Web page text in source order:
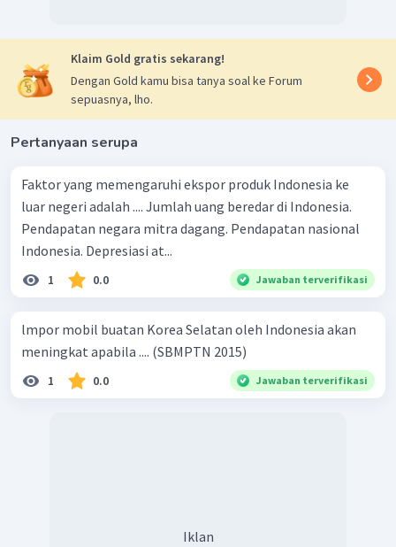
Jadi, jawaban yang benar adalah pilihan B.
Klaim Gold gratis sekarang!
Dengan Gold kamu bisa tanya soal ke Forum
sepuasnya, lho.
Pertanyaan serupa
Faktor yang memengaruhi ekspor produk Indonesia ke
luar negeri adalah .... Jumlah uang beredar di Indonesia.
Pendapatan negara mitra dagang. Pendapatan nasional
Indonesia. Depresiasi at...
1 0.0 Jawaban terverifikasi
lmpor mobil buatan Korea Selatan oleh Indonesia akan
meningkat apabila .... (SBMPTN 2015)
1 0.0 Jawaban terverifikasi
Iklan